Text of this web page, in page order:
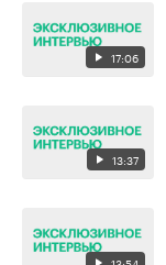
17:06
13:37